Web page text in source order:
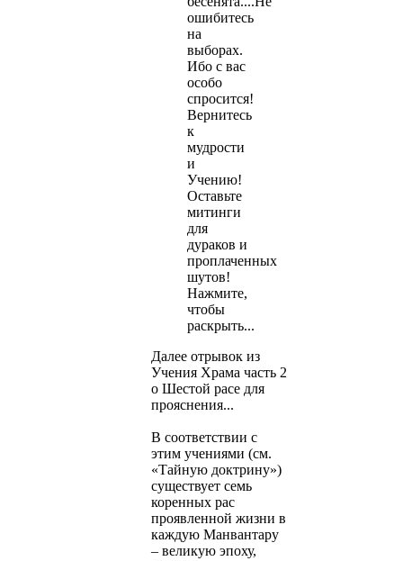
ошибитесь
на
выборах.
Ибо с вас
особо
спросится!
Вернитесь
к
мудрости
и
Учению!
Оставьте
митинги
для
дураков и
проплаченных
шутов!
Нажмите,
чтобы
раскрыть...
Далее отрывок из
Учения Храма часть 2
о Шестой расе для
прояснения...
В соответствии с
этим учениями (см.
«Тайную доктрину»)
существует семь
коренных рас
проявленной жизни в
каждую Манвантару
– великую эпоху,